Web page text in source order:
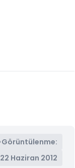
Görüntülenme:
22 Haziran 2012